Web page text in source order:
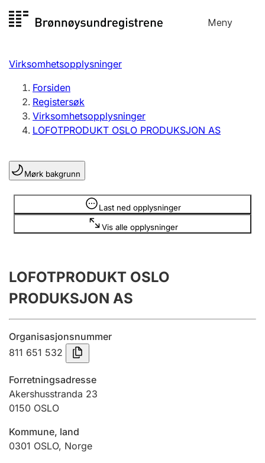
til
Meny
Registersøk
Aksjeselskap
Enkeltpersonforetak
Registrere, endre, slette
Lag og forening
Registrere, endre, slette
Årsregnskap
Innsending og forsinkelsesgebyr
Tinglysing
Jeger
Betaling og jegeravgiftskort
Ektepaktveileder
Virksomhetsopplysninger
Forsiden
Registersøk
Virksomhetsopplysninger
LOFOTPRODUKT OSLO PRODUKSJON AS
Mørk bakgrunn
Last ned opplysninger
Vis alle opplysninger
Opplysninger er skjult
LOFOTPRODUKT OSLO
PRODUKSJON AS
Organisasjonsnummer
811 651 532
Forretningsadresse
Akershusstranda 23
0150 OSLO
Kommune, land
0301 OSLO, Norge